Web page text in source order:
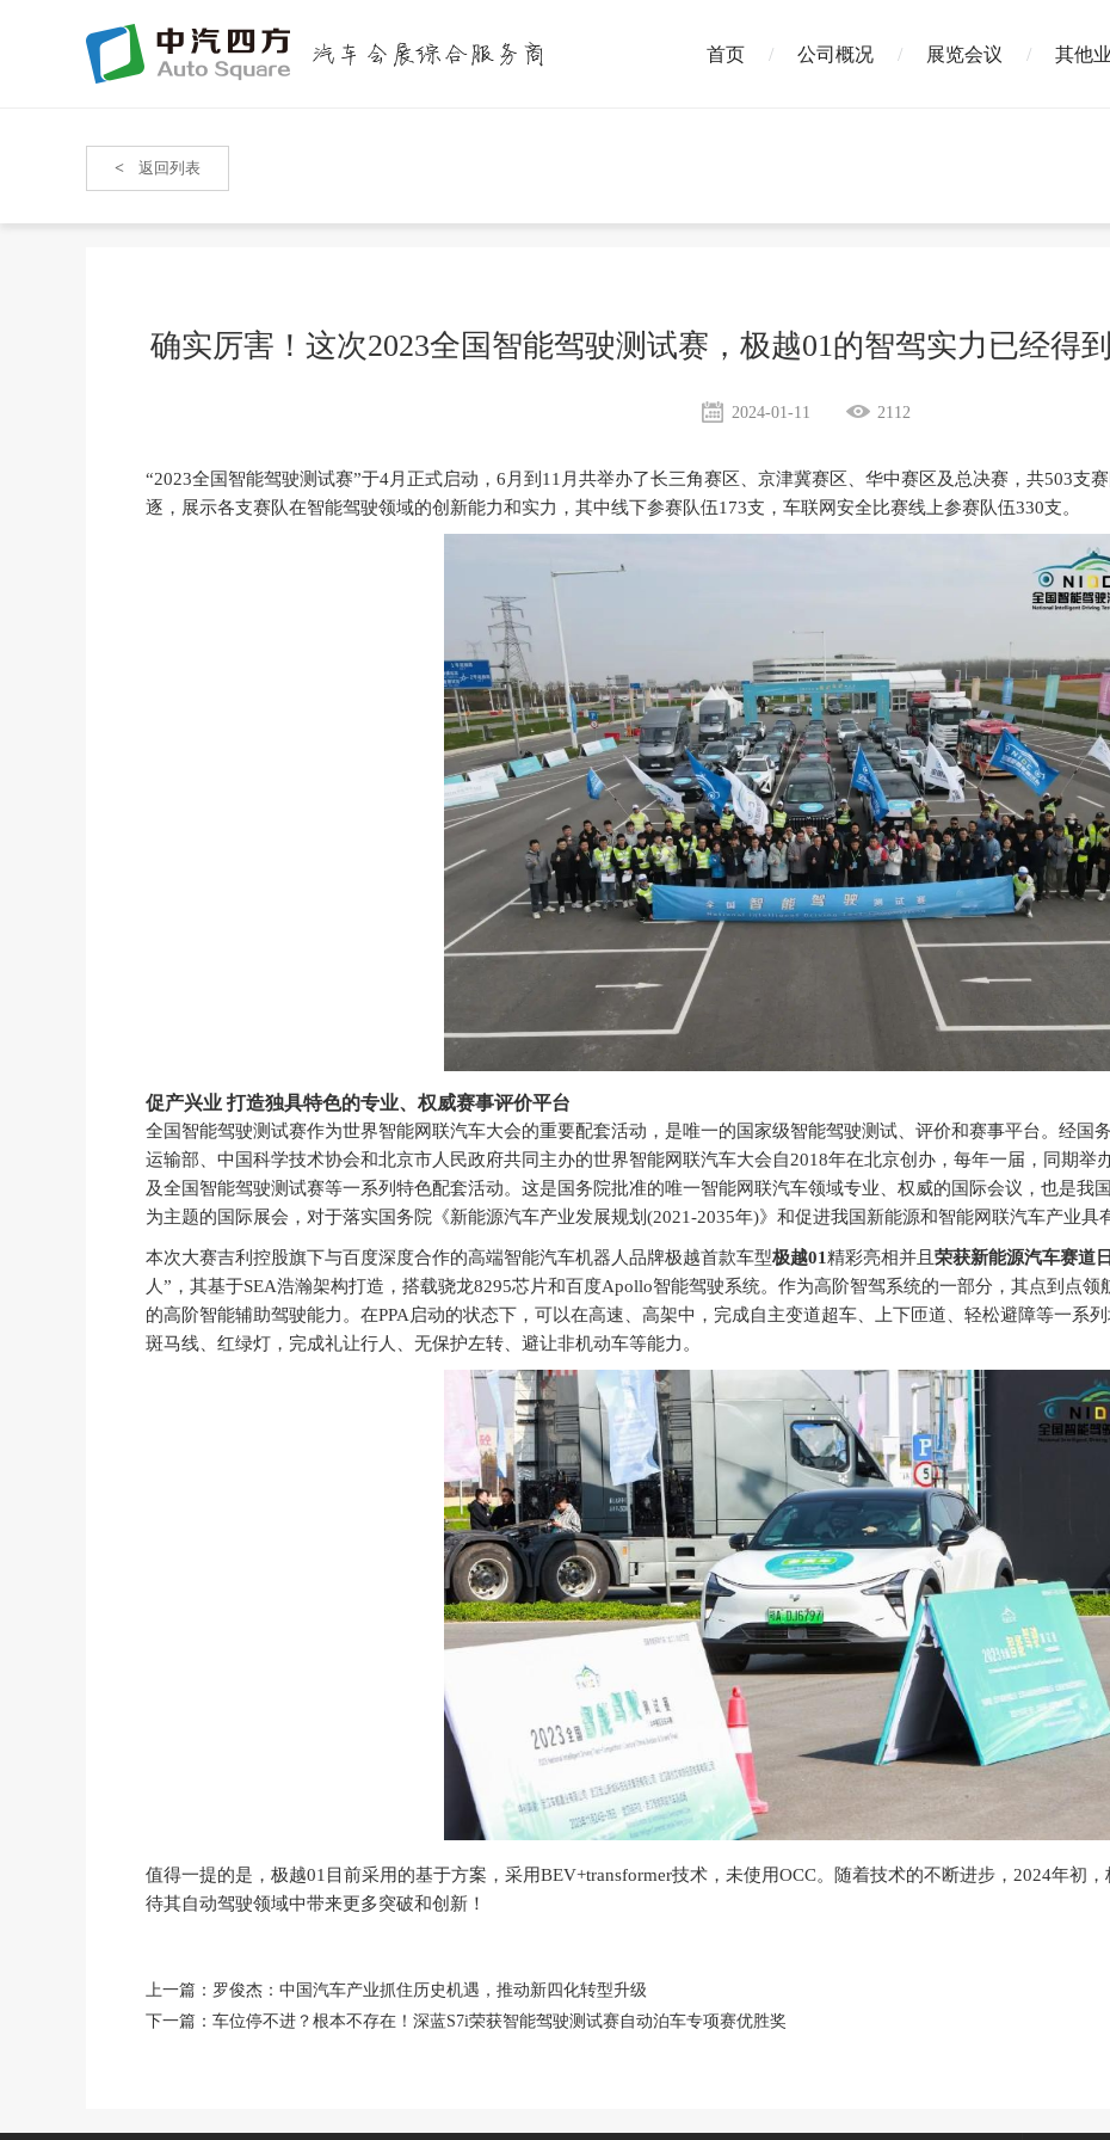
首页 公司概况 展览会议 其他
< 返回列表
确实厉害！这次2023全国智能驾驶测试赛，极越01的智驾实力已经得
2024-01-11 2112
“2023全国智能驾驶测试赛”于4月正式启动，6月到11月共举办了长三角赛区、京津冀赛区、华中赛区及总决赛，共503支
逐，展示各支赛队在智能驾驶领域的创新能力和实力，其中线下参赛队伍173支，车联网安全比赛线上参赛队伍330支。
促产兴业 打造独具特色的专业、权威赛事评价平台
全国智能驾驶测试赛作为世界智能网联汽车大会的重要配套活动，是唯一的国家级智能驾驶测试、评价和赛事平台。经国
运输部、中国科学技术协会和北京市人民政府共同主办的世界智能网联汽车大会自2018年在北京创办，每年一届，同期举
及全国智能驾驶测试赛等一系列特色配套活动。这是国务院批准的唯一智能网联汽车领域专业、权威的国际会议，也是我
为主题的国际展会，对于落实国务院《新能源汽车产业发展规划(2021-2035年)》和促进我国新能源和智能网联汽车产业具
本次大赛吉利控股旗下与百度深度合作的高端智能汽车机器人品牌极越首款车型极越01精彩亮相并且 荣获新能源汽车赛道
人”，其基于SEA浩瀚架构打造，搭载骁龙8295芯片和百度Apollo智能驾驶系统。作为高阶智驾系统的一部分，其点到点
的高阶智能辅助驾驶能力。在PPA启动的状态下，可以在高速、高架中，完成自主变道超车、上下匝道、轻松避障等一系
斑马线、红绿灯，完成礼让行人、无保护左转、避让非机动车等能力。
值得一提的是，极越01目前采用的基于方案，采用BEV+transformer技术，未使用OCC。随着技术的不断进步，2024年初
待其自动驾驶领域中带来更多突破和创新！
上一篇：罗俊杰：中国汽车产业抓住历史机遇，推动新四化转型升级
下一篇：车位停不进？根本不存在！深蓝S7i荣获智能驾驶测试赛自动泊车专项赛优胜奖